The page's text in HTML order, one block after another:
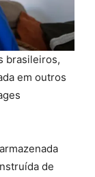
brasileiros,
em outros
de